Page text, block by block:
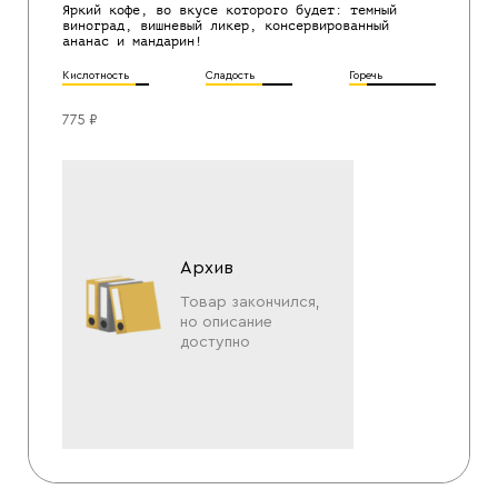
Яркий кофе, во вкусе которого будет: темный
виноград, вишневый ликер, консервированный
ананас и мандарин!
Кислотность Сладость Горечь
775 ₽
Архив
Товар закончился,
но описание
доступно